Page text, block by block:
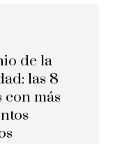
de la
las 8
con más